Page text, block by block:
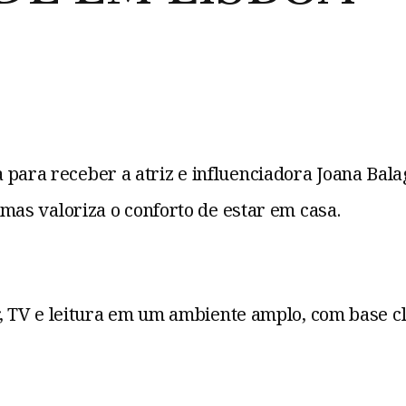
receber a atriz e influenciadora Joana
valoriza o conforto de estar em casa.
e leitura em um ambiente amplo, com base